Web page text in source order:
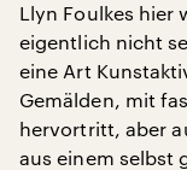
Llyn Foulkes hier
eigentlich nicht
eine Art
Gemälden, mit
hervortritt, aber
aus einem selbst